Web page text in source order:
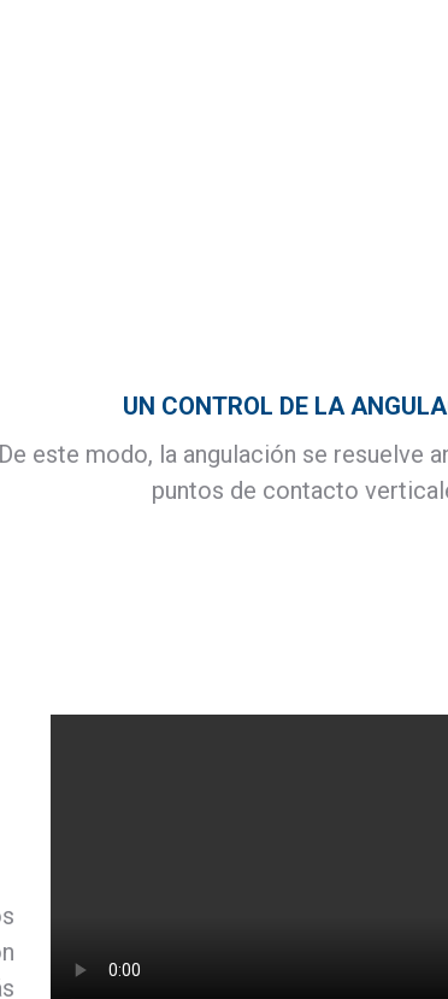
UN CONTROL DE LA
De este modo, la angulación se resuelve
puntos de contacto